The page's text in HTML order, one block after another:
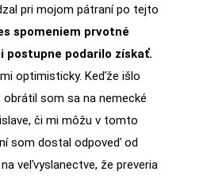
pri mojom pátraní po tejto
spomeniem prvotné
postupne podarilo získať.
optimisticky. Keďže išlo
obrátil som sa na nemecké
či mi môžu v tomto
som dostal odpoveď od
veľvyslanectve, že preveria